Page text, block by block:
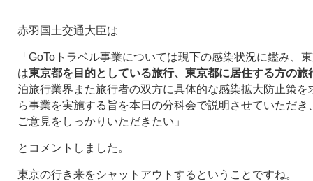
赤羽国土交通大臣は
「GoToトラベル事業については現下の感染状況に鑑み、
は東京都を目的としている旅行、東京都に居住する方の旅
泊旅行業界また旅行者の双方に具体的な感染拡大防止策を
ら事業を実施する旨を本日の分科会で説明させていただき
ご意見をしっかりいただきたい」
とコメントしました。
東京の行き来をシャットアウトするということですね。